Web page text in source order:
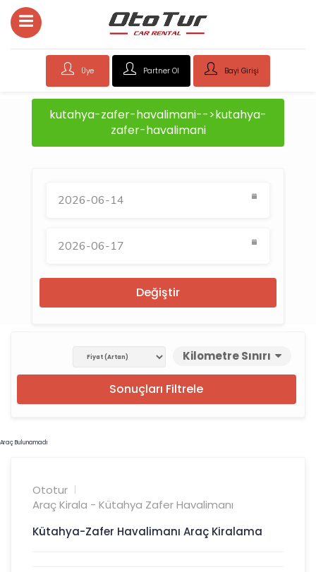
Üye Partner Ol Bayi Girişi
kutahya-zafer-havalimani-->kutahya-
zafer-havalimani
Değiştir
Kilometre Sınırı
Sonuçları Filtrele
Araç Bulunamadı
Ototur
Araç Kirala - Kütahya Zafer Havalimanı
Kütahya-Zafer Havalimanı Araç Kiralama